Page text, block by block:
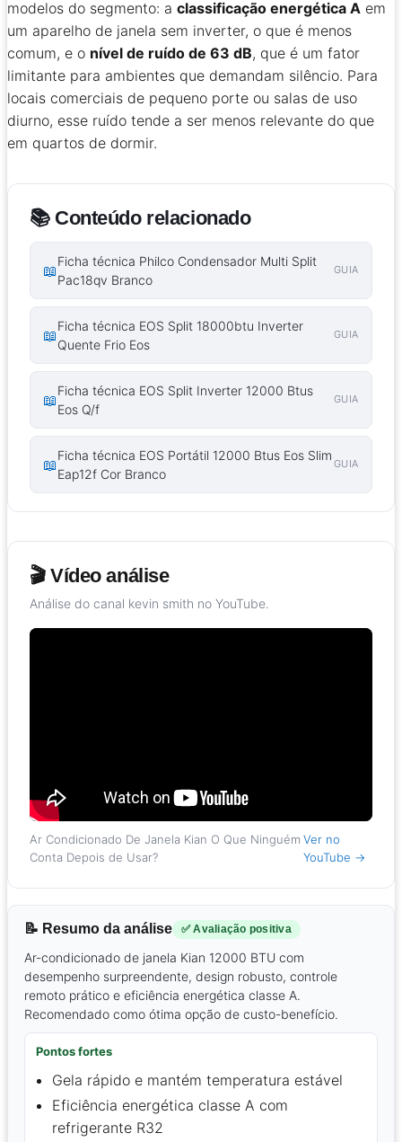
modelos do segmento: a classificação energética A em
um aparelho de janela sem inverter, o que é menos
comum, e o nível de ruído de 63 dB, que é um fator
limitante para ambientes que demandam silêncio. Para
locais comerciais de pequeno porte ou salas de uso
diurno, esse ruído tende a ser menos relevante do que
em quartos de dormir.
📚 Conteúdo relacionado
📖
Ficha técnica Philco Condensador Multi Split
Pac18qv Branco
GUIA
📖
Ficha técnica EOS Split 18000btu Inverter
Quente Frio Eos
GUIA
📖
Ficha técnica EOS Split Inverter 12000 Btus
Eos Q/f
GUIA
📖
Ficha técnica EOS Portátil 12000 Btus Eos Slim
Eap12f Cor Branco
GUIA
🎬 Vídeo análise
Análise do canal kevin smith no YouTube.
Ar Condicionado De Janela Kian O Que Ninguém
Conta Depois de Usar?
Ver no
YouTube →
📝 Resumo da análise ✅ Avaliação positiva
Ar-condicionado de janela Kian 12000 BTU com
desempenho surpreendente, design robusto, controle
remoto prático e eficiência energética classe A.
Recomendado como ótima opção de custo-benefício.
Pontos fortes
Gela rápido e mantém temperatura estável
Eficiência energética classe A com
refrigerante R32